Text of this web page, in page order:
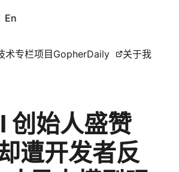
En
术专栏项目 GopherDaily 关于我
创始人盛赞
遭开发者反